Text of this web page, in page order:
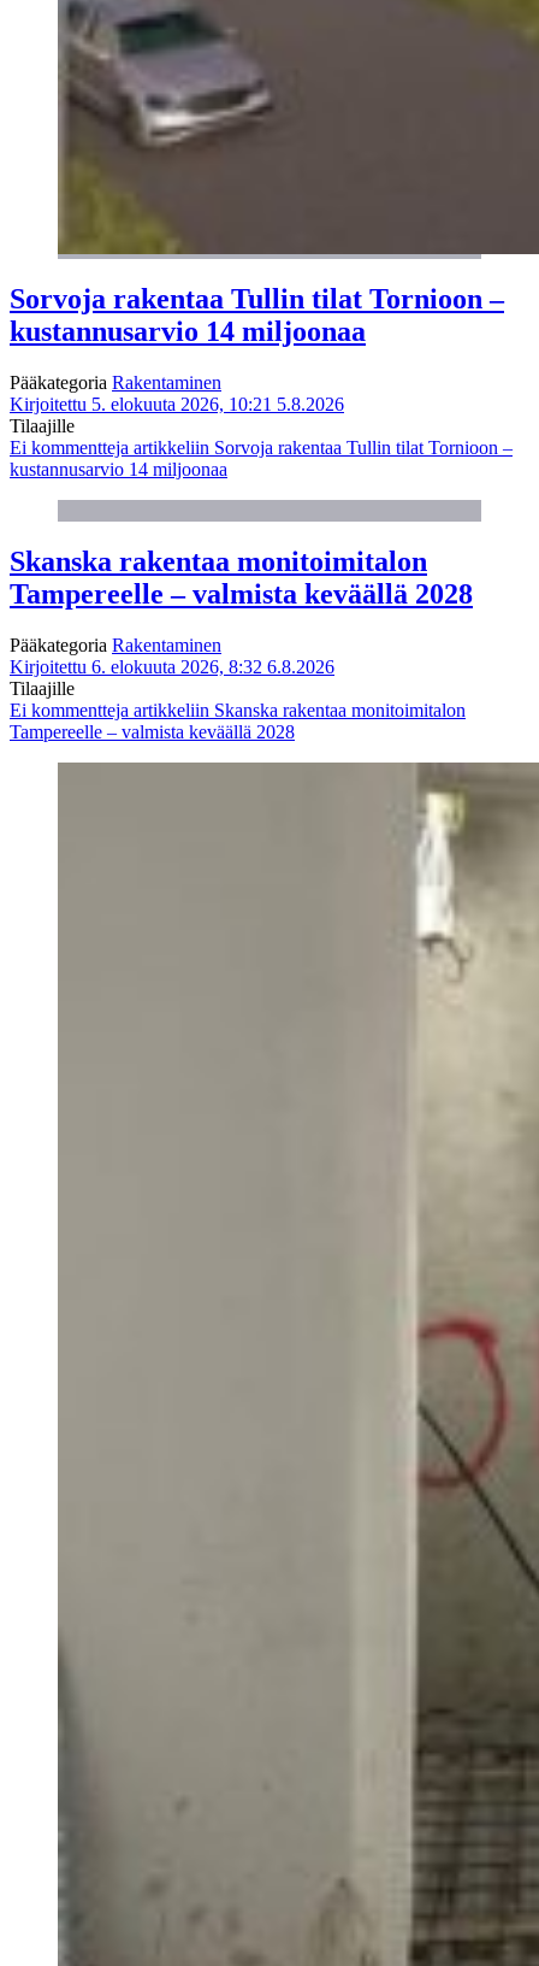
Sorvoja rakentaa Tullin tilat Tornioon –
kustannusarvio 14 miljoonaa
Pääkategoria Rakentaminen
Kirjoitettu 5. elokuuta 2026, 10:21 5.8.2026
Tilaajille
Ei kommentteja artikkeliin Sorvoja rakentaa Tullin tilat Tornioon –
kustannusarvio 14 miljoonaa
Skanska rakentaa monitoimitalon
Tampereelle – valmista keväällä 2028
Pääkategoria Rakentaminen
Kirjoitettu 6. elokuuta 2026, 8:32 6.8.2026
Tilaajille
Ei kommentteja artikkeliin Skanska rakentaa monitoimitalon
Tampereelle – valmista keväällä 2028